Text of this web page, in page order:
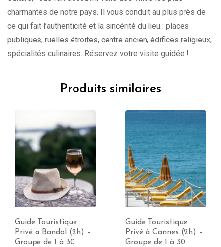
charmantes de notre pays. Il vous conduit au plus près de
ce qui fait l’authenticité et la sincérité du lieu : places
publiques, ruelles étroites, centre ancien, édifices religieux,
spécialités culinaires. Réservez votre visite guidée !
Produits similaires
Guide Touristique
Privé à Bandol (2h) –
Groupe de 1 à 30
Guide Touristique
Privé à Cannes (2h) –
Groupe de 1 à 30